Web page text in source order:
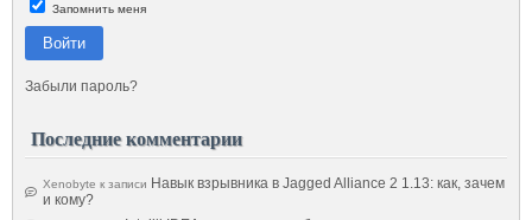
Запомнить меня
Войти
Забыли пароль?
Последние комментарии
Xenobyte к записи Навык взрывника в Jagged Alliance 2 1.13: как, зачем
и кому?